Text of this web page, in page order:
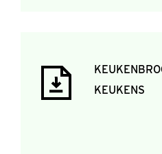
KEUKENS